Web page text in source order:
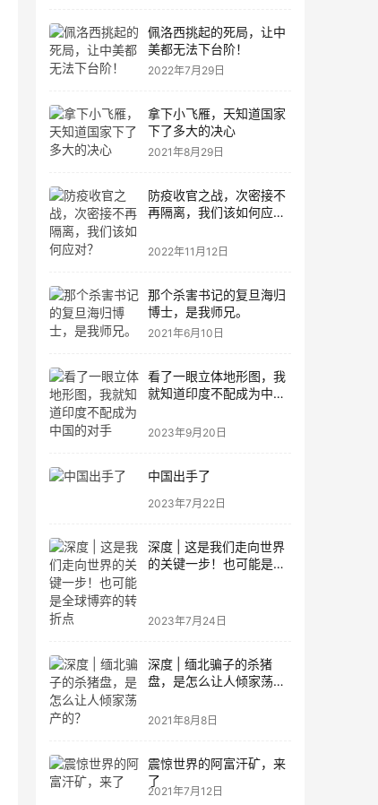
佩洛西挑起的死局，让中
美都无法下台阶！
2022年7月29日
拿下小飞雁，天知道国家
下了多大的决心
2021年8月29日
防疫收官之战，次密接不
再隔离，我们该如何应
2022年11月12日
那个杀害书记的复旦海归
博士，是我师兄。
2021年6月10日
看了一眼立体地形图，我
就知道印度不配成为中国
2023年9月20日
中国出手了
2023年7月22日
深度 | 这是我们走向世界
的关键一步！也可能是全
2023年7月24日
深度 | 缅北骗子的杀猪
盘，是怎么让人倾家荡产
2021年8月8日
震惊世界的阿富汗矿，来
了
2021年7月12日